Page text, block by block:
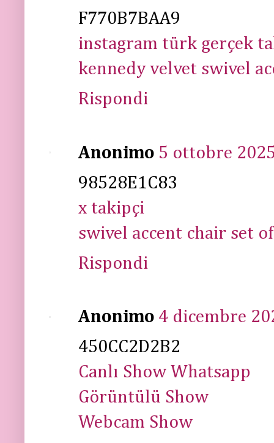
F770B7BAA9
instagram türk gerçek
kennedy velvet swivel
Rispondi
Anonimo 5 ottobre
98528E1C83
x takipçi
swivel accent chair set
Rispondi
Anonimo 4 dicembre
450CC2D2B2
Canlı Show Whatsapp
Görüntülü Show
Webcam Show